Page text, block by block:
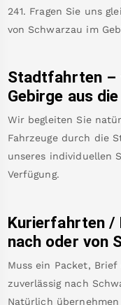
241. Fragen Sie uns
von Schwarzau im
Stadtfahrten –
Gebirge aus
Wir begleiten Sie
Fahrzeuge durch die
unseres individuellen
Verfügung.
Kurierfahrten /
nach oder von
Muss ein Packet,
zuverlässig nach
Natürlich